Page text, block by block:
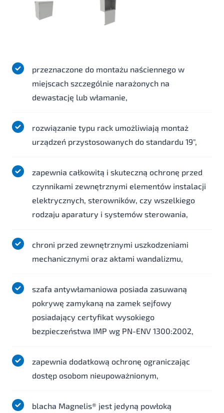
przeznaczone do montażu naściennego w
miejscach szczególnie narażonych na
dewastację lub włamanie,
rozwiązanie typu rack umożliwiają montaż
urządzeń przystosowanych do standardu 19",
zapewnia całkowitą i skuteczną ochronę przed
czynnikami zewnętrznymi elementów instalacji
elektrycznych, sterowników, czy wszelkiego
rodzaju aparatury i systemów sterowania,
chroni przed zewnętrznymi uszkodzeniami
mechanicznymi oraz aktami wandalizmu,
szafa antywłamaniowa posiada zasuwaną
pokrywę zamykaną na zamek sejfowy
posiadający certyfikat wysokiego
bezpieczeństwa IMP wg PN-ENV 1300:2002,
zapewnia dodatkową ochronę ograniczając
dostęp osobom nieupoważnionym,
blacha Magnelis® jest jedyną powłoką